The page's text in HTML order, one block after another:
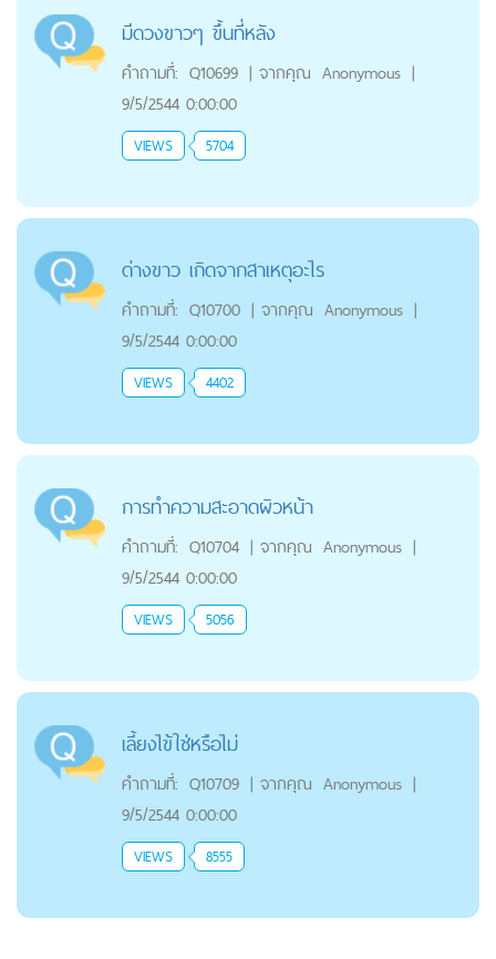
มีดวงขาวๆ ขึ้นที่หลัง
คำถามที่: Q10699 | จากคุณ Anonymous |
9/5/2544 0:00:00
VIEWS 5704
ด่างขาว เกิดจากสาเหตุอะไร
คำถามที่: Q10700 | จากคุณ Anonymous |
9/5/2544 0:00:00
VIEWS 4402
การทำความสะอาดผิวหน้า
คำถามที่: Q10704 | จากคุณ Anonymous |
9/5/2544 0:00:00
VIEWS 5056
เลี้ยงไข้ใช่หรือไม่
คำถามที่: Q10709 | จากคุณ Anonymous |
9/5/2544 0:00:00
VIEWS 8555